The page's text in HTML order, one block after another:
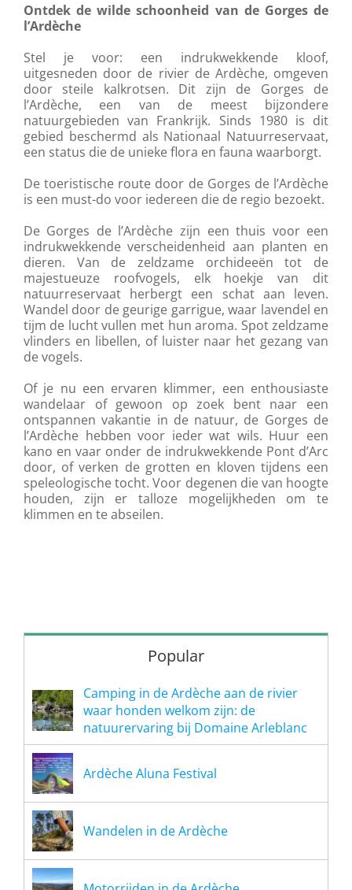
Ontdek de wilde schoonheid van de Gorges de
l’Ardèche
Stel je voor: een indrukwekkende kloof,
uitgesneden door de rivier de Ardèche, omgeven
door steile kalkrotsen. Dit zijn de Gorges de
l’Ardèche, een van de meest bijzondere
natuurgebieden van Frankrijk. Sinds 1980 is dit
gebied beschermd als Nationaal Natuurreservaat,
een status die de unieke flora en fauna waarborgt.
De toeristische route door de Gorges de l’Ardèche
is een must-do voor iedereen die de regio bezoekt.
De Gorges de l’Ardèche zijn een thuis voor een
indrukwekkende verscheidenheid aan planten en
dieren. Van de zeldzame orchideeën tot de
majestueuze roofvogels, elk hoekje van dit
natuurreservaat herbergt een schat aan leven.
Wandel door de geurige garrigue, waar lavendel en
tijm de lucht vullen met hun aroma. Spot zeldzame
vlinders en libellen, of luister naar het gezang van
de vogels.
Of je nu een ervaren klimmer, een enthousiaste
wandelaar of gewoon op zoek bent naar een
ontspannen vakantie in de natuur, de Gorges de
l’Ardèche hebben voor ieder wat wils. Huur een
kano en vaar onder de indrukwekkende Pont d’Arc
door, of verken de grotten en kloven tijdens een
speleologische tocht. Voor degenen die van hoogte
houden, zijn er talloze mogelijkheden om te
klimmen en te abseilen.
Popular
Camping in de Ardèche aan de rivier
waar honden welkom zijn: de
natuurervaring bij Domaine Arleblanc
Ardèche Aluna Festival
Wandelen in de Ardèche